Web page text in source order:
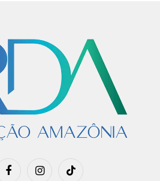
FacebookInstagramTikTok